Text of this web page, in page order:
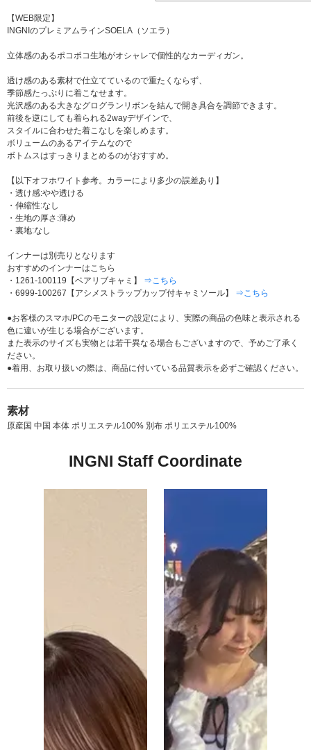
【WEB限定】
INGNIのプレミアムラインSOELA（ソエラ）
立体感のあるポコポコ生地がオシャレで個性的なカーディガン。
透け感のある素材で仕立てているので重たくならず、
季節感たっぷりに着こなせます。
光沢感のある大きなグログランリボンを結んで開き具合を調節できます。
前後を逆にしても着られる2wayデザインで、
スタイルに合わせた着こなしを楽しめます。
ボリュームのあるアイテムなので
ボトムスはすっきりまとめるのがおすすめ。
【以下オフホワイト参考。カラーにより多少の誤差あり】
・透け感:やや透ける
・伸縮性:なし
・生地の厚さ:薄め
・裏地:なし
インナーは別売りとなります
おすすめのインナーはこちら
・1261-100119【ベアリブキャミ】 ⇒こちら
・6999-100267【アシメストラップカップ付キャミソール】 ⇒こちら
●お客様のスマホ/PCのモニターの設定により、実際の商品の色味と表示される
色に違いが生じる場合がございます。
また表示のサイズも実物とは若干異なる場合もございますので、予めご了承く
ださい。
●着用、お取り扱いの際は、商品に付いている品質表示を必ずご確認ください。
素材
原産国 中国 本体 ポリエステル100% 別布 ポリエステル100%
INGNI Staff Coordinate